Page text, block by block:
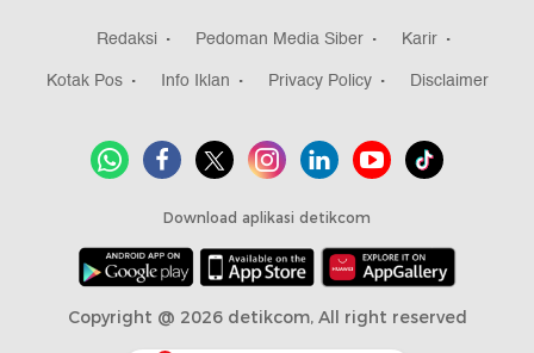
Redaksi Pedoman Media Siber
Karir
Kotak Pos
Info Iklan Privacy Policy Disclaimer
Download aplikasi detikcom
Copyright @ 2026 detikcom, All right reserved